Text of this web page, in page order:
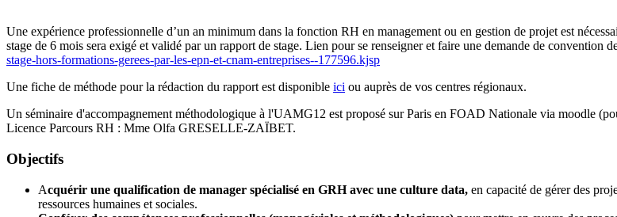
Une expérience professionnelle d’un an minimum dans la fonction RH en management ou en gestion de projet est
stage de 6 mois sera exigé et validé par un rapport de stage. Lien pour se renseigner et faire une demande de convention
stage-hors-formations-gerees-par-les-epn-et-cnam-entreprises--177596.kjsp
Une fiche de méthode pour la rédaction du rapport est disponible ici ou auprès de vos centres régionaux.
Un séminaire d'accompagnement méthodologique à l'UAMG12 est proposé sur Paris en FOAD Nationale via moodle
Licence Parcours RH : Mme Olfa GRESELLE-ZAÏBET.
Objectifs
Acquérir une qualification de manager spécialisé en GRH avec une culture data, en capacité de gérer des
ressources humaines et sociales.